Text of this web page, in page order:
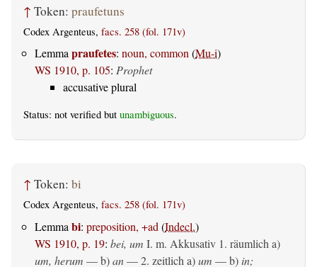
↑ Token: praufetuns
Codex Argenteus, facs. 258 (fol. 171v)
Lemmapraufetes: noun, common(Mu-i)
WS 1910, p. 105: Prophet
accusative plural
Status: not verified but unambiguous.
↑ Token: bi
Codex Argenteus, facs. 258 (fol. 171v)
Lemma bi: preposition, +ad (Indecl.)
WS 1910, p. 19: bei, um I. m. Akkusativ 1. räumlich a)
um, herum — b)an— 2. zeitlich a)um — b) in;